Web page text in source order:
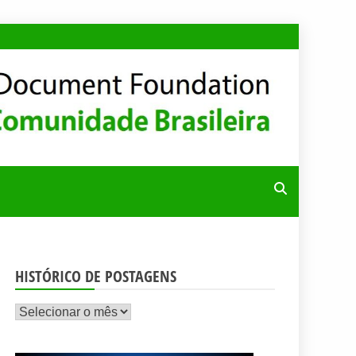
HISTÓRICO DE POSTAGENS
Histórico
postagens